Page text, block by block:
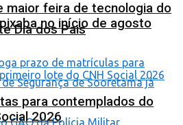
Dia dos Pais
maior feira de tecnologia do
no início de agosto
para contemplados do
2026